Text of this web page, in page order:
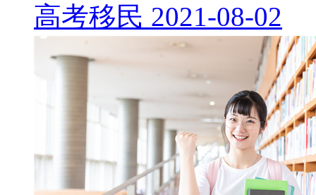
高考移民 2021-08-02